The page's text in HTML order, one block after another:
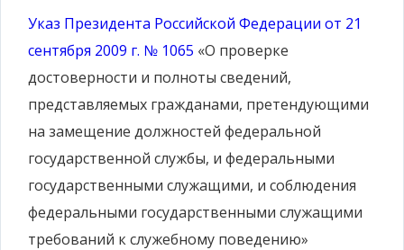
Указ Президента Российской Федерации от 21
сентября 2009 г. № 1065 «О проверке
достоверности и полноты сведений,
представляемых гражданами, претендующими
на замещение должностей федеральной
государственной службы, и федеральными
государственными служащими, и соблюдения
федеральными государственными служащими
требований к служебному поведению»